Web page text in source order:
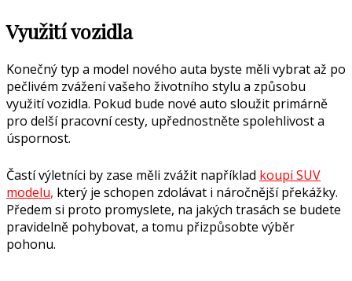
Využití vozidla
Konečný typ a model nového auta byste měli vybrat až po
pečlivém zvážení vašeho životního stylu a způsobu
využití vozidla. Pokud bude nové auto sloužit primárně
pro delší pracovní cesty, upřednostněte spolehlivost a
úspornost.
Častí výletníci by zase měli zvážit například koupi SUV
modelu, který je schopen zdolávat i náročnější překážky.
Předem si proto promyslete, na jakých trasách se budete
pravidelně pohybovat, a tomu přizpůsobte výběr
pohonu.